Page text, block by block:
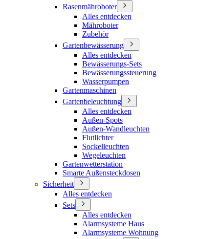
Rasenmähroboter
Alles entdecken
Mähroboter
Zubehör
Gartenbewässerung
Alles entdecken
Bewässerungs-Sets
Bewässerungssteuerung
Wasserpumpen
Gartenmaschinen
Gartenbeleuchtung
Alles entdecken
Außen-Spots
Außen-Wandleuchten
Flutlichter
Sockelleuchten
Wegeleuchten
Gartenwetterstation
Smarte Außensteckdosen
Sicherheit
Alles entdecken
Sets
Alles entdecken
Alarmsysteme Haus
Alarmsysteme Wohnung